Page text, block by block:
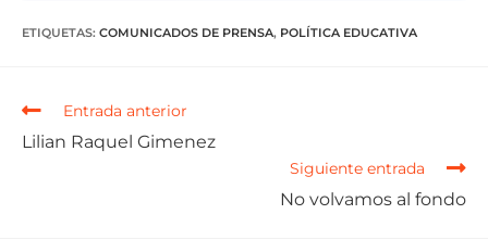
ETIQUETAS: COMUNICADOS DE PRENSA, POLÍTICA EDUCATIVA
Entrada anterior
Lilian Raquel Gimenez
Siguiente entrada
No volvamos al fondo